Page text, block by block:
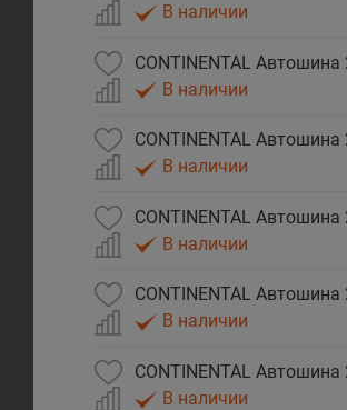
В наличии
CONTINENTAL
В наличии
CONTINENTAL
В наличии
CONTINENTAL
В наличии
CONTINENTAL
В наличии
CONTINENTAL
В наличии